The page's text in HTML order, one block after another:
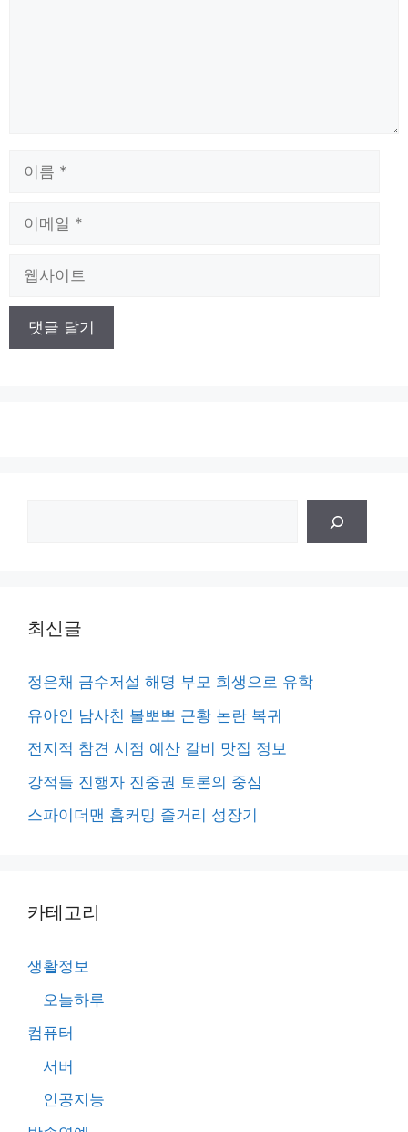
최신글
정은채 금수저설 해명 부모 희생으로 유학
유아인 남사친 볼뽀뽀 근황 논란 복귀
전지적 참견 시점 예산 갈비 맛집 정보
강적들 진행자 진중권 토론의 중심
스파이더맨 홈커밍 줄거리 성장기
카테고리
생활정보
오늘하루
컴퓨터
서버
인공지능